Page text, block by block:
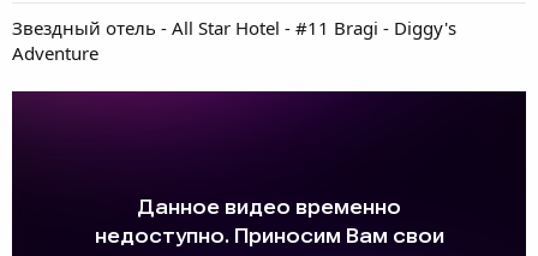
я
Звездный отель - All Star Hotel - #11 Bragi - Diggy's
Adventure